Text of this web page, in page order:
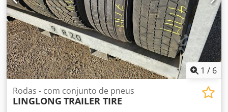
1 / 6
Rodas - com conjunto de pneus
LINGLONG TRAILER TIRE